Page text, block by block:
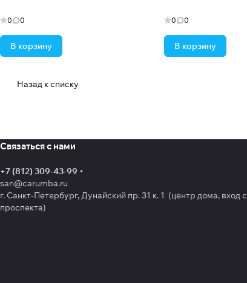
0 0
В корзину
0 0
В корзину
Назад к списку
Связаться с нами
+7 (812) 309-43-99
san@carumba.ru
г. Санкт-Петербург, Дунайский пр. 31 к. 1 (центр дома, вход с
проспекта)